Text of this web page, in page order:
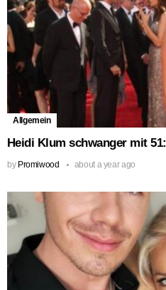
Allgemein
Heidi Klum schwanger mit
by Promiwood about a year ago